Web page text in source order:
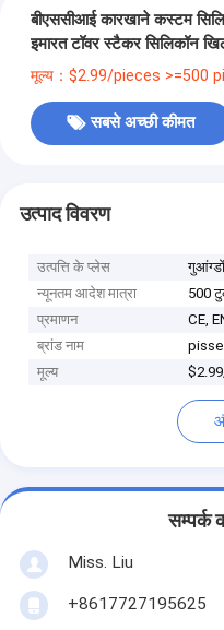
बीएससीआई कारखाने कस्टम
इमारत टॉवर स्टैकर सिलिकॉन
मूल्य：$2.99/pieces >=500
सबसे अच्छी कीमत
उत्पाद विवरण
उत्पत्ति के प्लेस
न्यूनतम आदेश मात्रा
500
प्रमाणन
CE,
ब्रांड नाम
मूल्य
सम्पर्क
Miss. Liu
+8617727195625